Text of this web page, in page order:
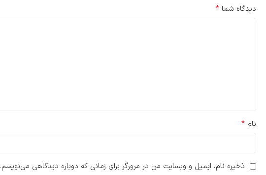
دیدگاه شما *
نام *
ذخیره نام، ایمیل و وبسایت من در مرورگر برای زمانی که دوباره دیدگاهی می‌نویسم.